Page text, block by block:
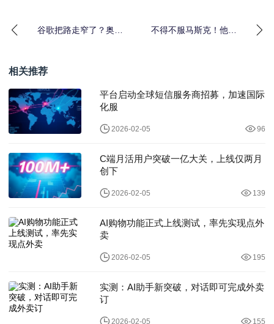
谷歌把路走窄了？奥特
不得不服马斯克！他画
相关推荐
平台启动全球短信服务商招募，加速国际
化服
2026-02-05 96
C端月活用户突破一亿大关，上线仅两月
创下
2026-02-05 139
AI购物功能正式上线测试，率先实现点外
卖
2026-02-05 195
实测：AI助手新突破，对话即可完成外卖
订
2026-02-05 155